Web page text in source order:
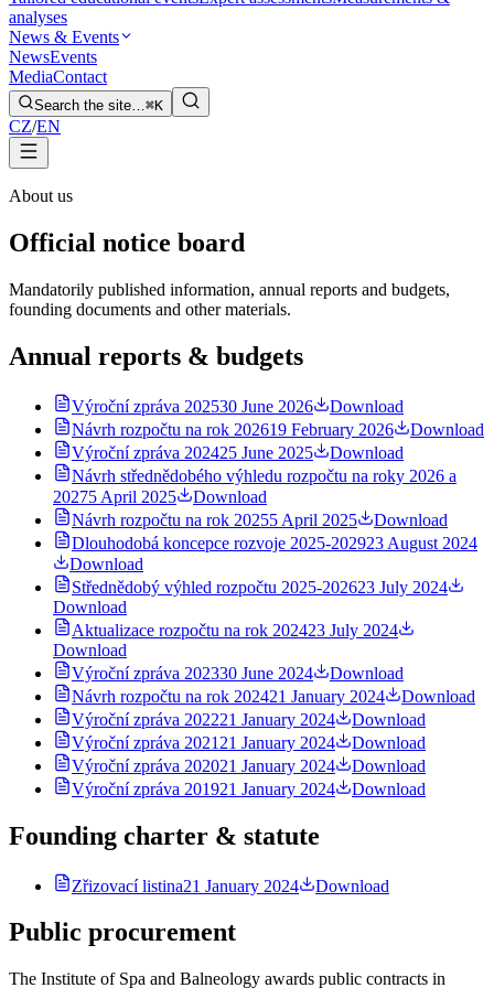
analyses
News & Events
NewsEvents
MediaContact
Search the site…⌘K
CZ/EN
About us
Official notice board
Mandatorily published information, annual reports and budgets,
founding documents and other materials.
Annual reports & budgets
Výroční zpráva 202530 June 2026
Download
Návrh rozpočtu na rok 202619 February 2026
Download
Výroční zpráva 202425 June 2025
Download
Návrh střednědobého výhledu rozpočtu na roky 2026 a
20275 April 2025
Download
Návrh rozpočtu na rok 20255 April 2025
Download
Dlouhodobá koncepce rozvoje 2025-202923 August 2024
Download
Střednědobý výhled rozpočtu 2025-202623 July 2024
Download
Aktualizace rozpočtu na rok 202423 July 2024
Download
Výroční zpráva 202330 June 2024
Download
Návrh rozpočtu na rok 202421 January 2024
Download
Výroční zpráva 202221 January 2024
Download
Výroční zpráva 2021 21 January 2024
Download
Výroční zpráva 202021 January 2024
Download
Výroční zpráva 201921 January 2024 Download
Founding charter & statute
Zřizovací listina21 January 2024 Download
Public procurement
The Institute of Spa and Balneology awards public contracts in